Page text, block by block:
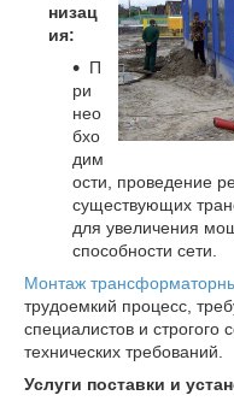
низац
ия:
П
ри
нео
бхо
дим
ости, проведение
существующих
для увеличения
способности сети.
Монтаж
трудоемкий процесс,
специалистов и
технических требований.
Услуги поставки и